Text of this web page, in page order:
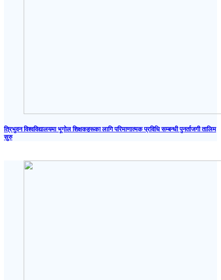
त्रिभुवन विश्वविद्यालयमा भूगोल शिक्षकहरूका लागि परिमाणात्मक प्रविधि सम्बन्धी पुनर्ताजगी तालिम
सुरु